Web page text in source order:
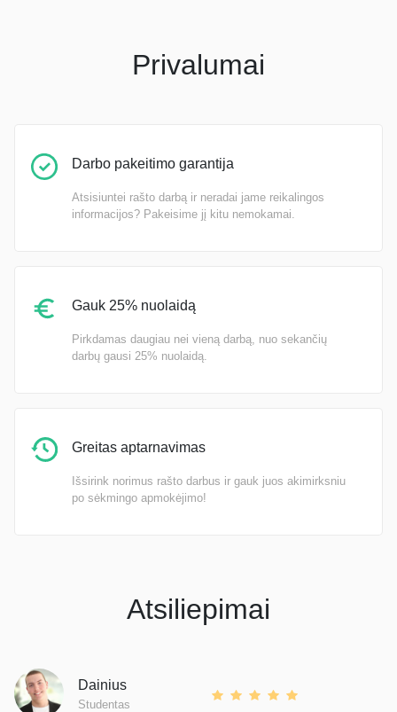
Privalumai
Darbo pakeitimo garantija
Atsisiuntei rašto darbą ir neradai jame reikalingos
informacijos? Pakeisime jį kitu nemokamai.
Gauk 25% nuolaidą
Pirkdamas daugiau nei vieną darbą, nuo sekančių
darbų gausi 25% nuolaidą.
Greitas aptarnavimas
Išsirink norimus rašto darbus ir gauk juos akimirksniu
po sėkmingo apmokėjimo!
Atsiliepimai
Dainius
Studentas